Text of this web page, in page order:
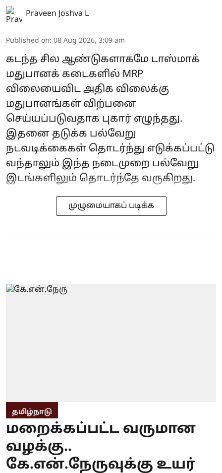
Praveen Joshva L
Published on: 08 Aug 2026, 3:09 am
கடந்த சில ஆண்டுகளாகமே டாஸ்மாக்
மதுபானக் கடைகளில் MRP
விலையைவிட அதிக விலைக்கு
மதுபானங்கள் விற்பனை
செய்யப்படுவதாக புகார் எழுந்தது.
இதனை தடுக்க பல்வேறு
நடவடிக்கைகள் தொடர்ந்து எடுக்கப்பட்டு
வந்தாலும் இந்த நடைமுறை பல்வேறு
இடங்களிலும் தொடர்ந்தே வருகிறது.
முழுமையாகப் படிக்க
தமிழ்நாடு
மறைக்கப்பட்ட வருமான
வழக்கு..
கே.என்.நேருவுக்கு உயர்